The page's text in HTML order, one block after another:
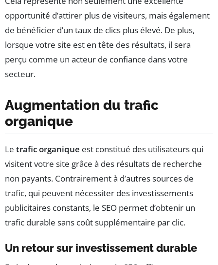
opportunité d’attirer plus de visiteurs, mais également
de bénéficier d’un taux de clics plus élevé. De plus,
lorsque votre site est en tête des résultats, il sera
perçu comme un acteur de confiance dans votre
secteur.
Augmentation du trafic
organique
Le trafic organique est constitué des utilisateurs qui
visitent votre site grâce à des résultats de recherche
non payants. Contrairement à d’autres sources de
trafic, qui peuvent nécessiter des investissements
publicitaires constants, le SEO permet d’obtenir un
trafic durable sans coût supplémentaire par clic.
Un retour sur investissement durable